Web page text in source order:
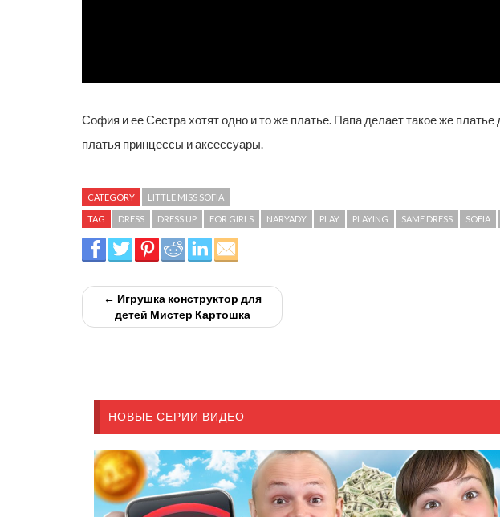
София и ее Сестра хотят одно и то же платье. Папа делает такое же
платья принцессы и аксессуары.
CATEGORY LITTLE MISS SOFIA
TAG DRESS DRESS UP FOR GIRLS NARYADY PLAY PLAYING SAME DRESS SOFIA
← Игрушка конструктор для
детей Мистер Картошка
НОВЫЕ СЕРИИ ВИДЕО